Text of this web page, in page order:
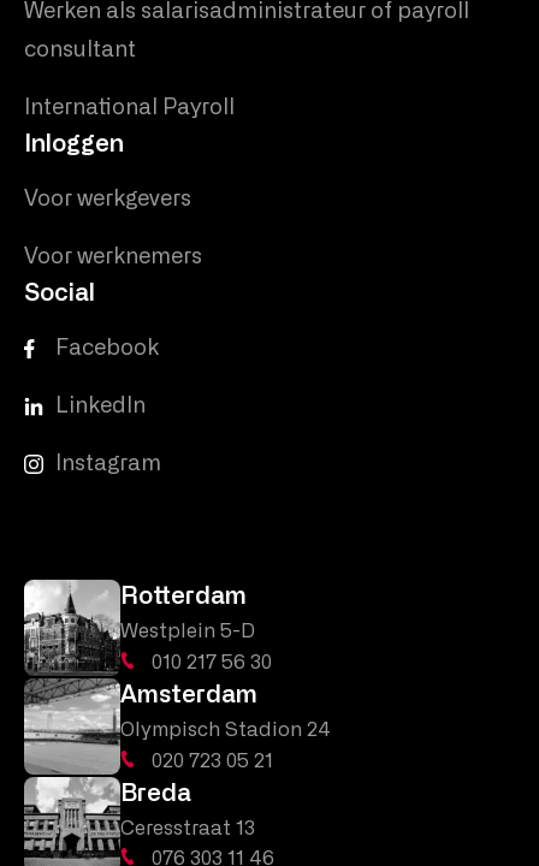
Werken als salarisadministrateur of payroll
consultant
International Payroll
Inloggen
Voor werkgevers
Voor werknemers
Social
Facebook
LinkedIn
Instagram
Rotterdam
Westplein 5-D
010 217 56 30
Amsterdam
Olympisch Stadion 24
020 723 05 21
Breda
Ceresstraat 13
076 303 11 46